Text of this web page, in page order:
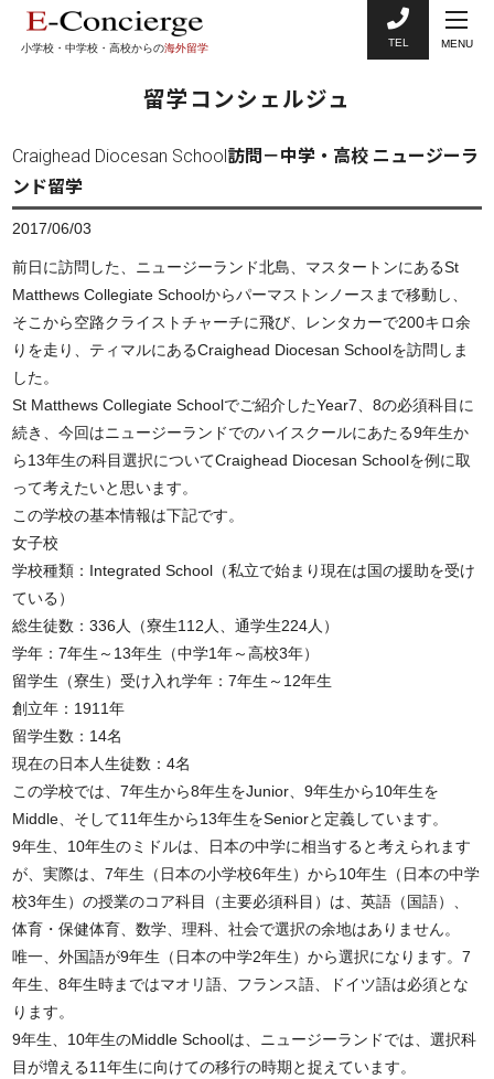
小学校・中学校・高校からの海外留学 TEL MENU
留学コンシェルジュ
Craighead Diocesan School訪問－中学・高校 ニュージーラ
ンド留学
2017/06/03
前日に訪問した、ニュージーランド北島、マスタートンにあるSt
Matthews Collegiate Schoolからパーマストンノースまで移動し、
そこから空路クライストチャーチに飛び、レンタカーで200キロ余
りを走り、ティマルにあるCraighead Diocesan Schoolを訪問しま
した。
St Matthews Collegiate Schoolでご紹介したYear7、8の必須科目に
続き、今回はニュージーランドでのハイスクールにあたる9年生か
ら13年生の科目選択についてCraighead Diocesan Schoolを例に取
って考えたいと思います。
この学校の基本情報は下記です。
女子校
学校種類：Integrated School（私立で始まり現在は国の援助を受け
ている）
総生徒数：336人（寮生112人、通学生224人）
学年：7年生～13年生（中学1年～高校3年）
留学生（寮生）受け入れ学年：7年生～12年生
創立年：1911年
留学生数：14名
現在の日本人生徒数：4名
この学校では、7年生から8年生をJunior、9年生から10年生を
Middle、そして11年生から13年生をSeniorと定義しています。
9年生、10年生のミドルは、日本の中学に相当すると考えられます
が、実際は、7年生（日本の小学校6年生）から10年生（日本の中学
校3年生）の授業のコア科目（主要必須科目）は、英語（国語）、
体育・保健体育、数学、理科、社会で選択の余地はありません。
唯一、外国語が9年生（日本の中学2年生）から選択になります。7
年生、8年生時まではマオリ語、フランス語、ドイツ語は必須とな
ります。
9年生、10年生のMiddle Schoolは、ニュージーランドでは、選択科
目が増える11年生に向けての移行の時期と捉えています。